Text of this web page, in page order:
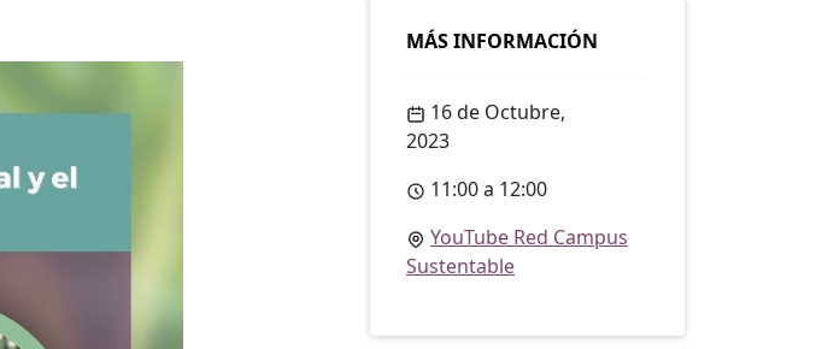
MÁS INFORMACIÓN
16 de Octubre,
2023
11:00 a 12:00
YouTube Red Campus
Sustentable